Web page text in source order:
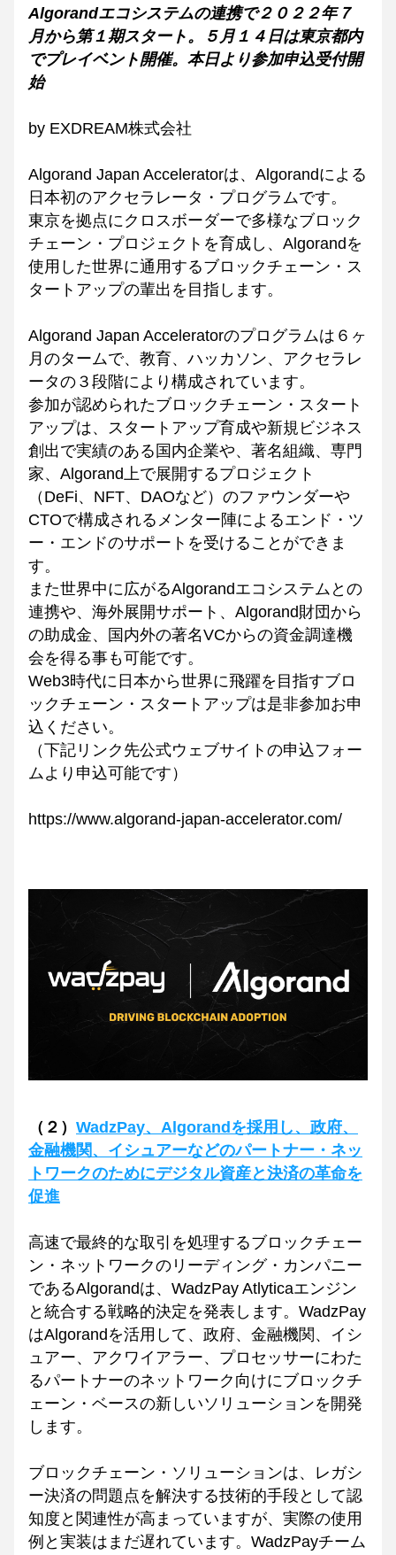
Algorandエコシステムの連携で２０２２年７
月から第１期スタート。５月１４日は東京都内
でプレイベント開催。本日より参加申込受付開
始
by EXDREAM株式会社
Algorand Japan Acceleratorは、Algorandによる
日本初のアクセラレータ・プログラムです。
東京を拠点にクロスボーダーで多様なブロック
チェーン・プロジェクトを育成し、Algorandを
使用した世界に通用するブロックチェーン・ス
タートアップの輩出を目指します。
Algorand Japan Acceleratorのプログラムは６ヶ
月のタームで、教育、ハッカソン、アクセラレ
ータの３段階により構成されています。
参加が認められたブロックチェーン・スタート
アップは、スタートアップ育成や新規ビジネス
創出で実績のある国内企業や、著名組織、専門
家、Algorand上で展開するプロジェクト
（DeFi、NFT、DAOなど）のファウンダーや
CTOで構成されるメンター陣によるエンド・ツ
ー・エンドのサポートを受けることができま
す。
また世界中に広がるAlgorandエコシステムとの
連携や、海外展開サポート、Algorand財団から
の助成金、国内外の著名VCからの資金調達機
会を得る事も可能です。
Web3時代に日本から世界に飛躍を目指すブロ
ックチェーン・スタートアップは是非参加お申
込ください。
（下記リンク先公式ウェブサイトの申込フォー
ムより申込可能です）
https://www.algorand-japan-accelerator.com/
（２） WadzPay、Algorandを採用し、政府、
金融機関、イシュアーなどのパートナー・ネッ
トワークのためにデジタル資産と決済の革命を
促進
高速で最終的な取引を処理するブロックチェー
ン・ネットワークのリーディング・カンパニー
であるAlgorandは、WadzPay Atlyticaエンジン
と統合する戦略的決定を発表します。WadzPay
はAlgorandを活用して、政府、金融機関、イシ
ュアー、アクワイアラー、プロセッサーにわた
るパートナーのネットワーク向けにブロックチ
ェーン・ベースの新しいソリューションを開発
します。
ブロックチェーン・ソリューションは、レガシ
ー決済の問題点を解決する技術的手段として認
知度と関連性が高まっていますが、実際の使用
例と実装はまだ遅れています。WadzPayチーム